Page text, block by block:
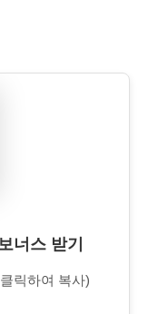
너스 받기
릭하여 복사)